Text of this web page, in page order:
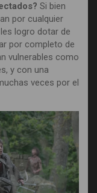
Si bien
por cualquier
logro dotar de
por completo de
vulnerables como
y con una
veces por el